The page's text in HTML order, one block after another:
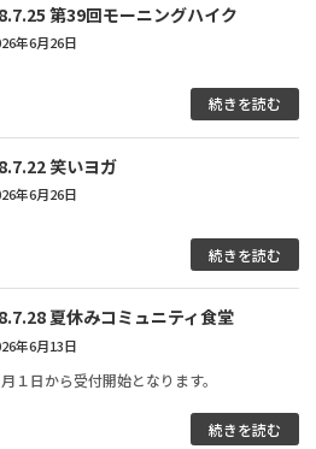
第39回モーニングハイク
年6月26日
続きを読む
笑いヨガ
年6月26日
続きを読む
夏休みコミュニティ食堂
年6月13日
１日から受付開始となります。
続きを読む